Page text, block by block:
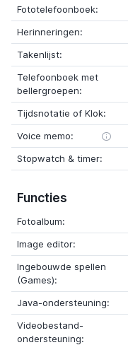
Fototelefoonboek:
Herinneringen:
Takenlijst:
Telefoonboek met
bellergroepen:
Tijdsnotatie of Klok:
Voice memo:
Stopwatch & timer:
Functies
Fotoalbum:
Image editor:
Ingebouwde spellen
(Games):
Java-ondersteuning:
Videobestand-
ondersteuning: